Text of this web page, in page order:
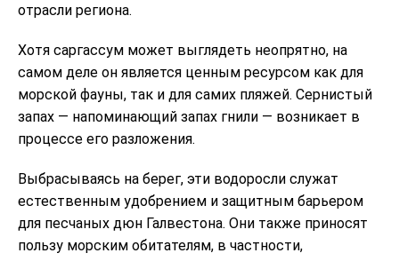
отрасли региона.
Хотя саргассум может выглядеть неопрятно, на
самом деле он является ценным ресурсом как для
морской фауны, так и для самих пляжей. Сернистый
запах — напоминающий запах гнили — возникает в
процессе его разложения.
Выбрасываясь на берег, эти водоросли служат
естественным удобрением и защитным барьером
для песчаных дюн Галвестона. Они также приносят
пользу морским обитателям, в частности,